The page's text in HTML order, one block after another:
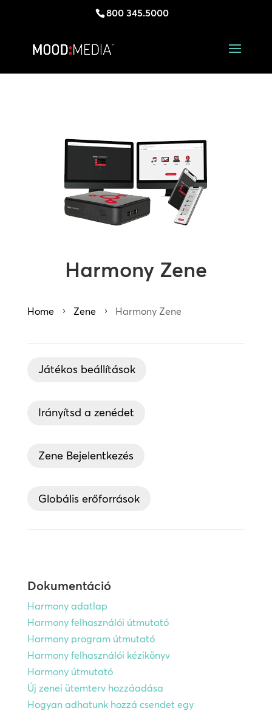
800 345.5000
Harmony Zene
Home 5 Zene 5 Harmony Zene
Játékos beállítások
Irányítsd a zenédet
Zene Bejelentkezés
Globális erőforrások
Dokumentáció
Harmony adatlap
Harmony felhasználói útmutató
Harmony program útmutató
Harmony felhasználói kézikönyv
Harmony útmutató
Új zenei ütemterv hozzáadása
Hogyan adhatunk hozzá csendet egy